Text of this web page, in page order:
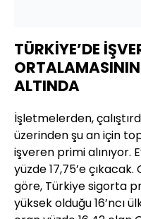
TÜRKİYE’DE
ORTALAMASININ
ALTINDA
İşletmelerden,
üzerinden şu an için
işveren primi alınıyor.
yüzde 17,75’e çıkacak.
göre, Türkiye sigorta
yüksek olduğu 16’ncı